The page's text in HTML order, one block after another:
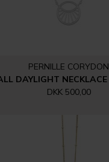
PERNILLE CORYDON
DKK 500,00